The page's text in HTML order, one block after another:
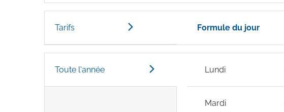
Tarifs Formule du jour
Toute l'année Lundi
Mardi